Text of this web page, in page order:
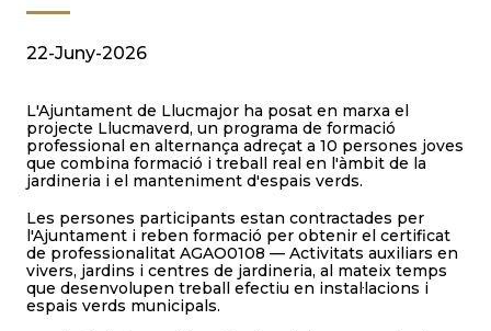
22-Juny-2026
L'Ajuntament de Llucmajor ha posat en marxa el
projecte Llucmaverd, un programa de formació
professional en alternança adreçat a 10 persones joves
que combina formació i treball real en l'àmbit de la
jardineria i el manteniment d'espais verds.
Les persones participants estan contractades per
l'Ajuntament i reben formació per obtenir el certificat
de professionalitat AGAO0108 — Activitats auxiliars en
vivers, jardins i centres de jardineria, al mateix temps
que desenvolupen treball efectiu en instal·lacions i
espais verds municipals.